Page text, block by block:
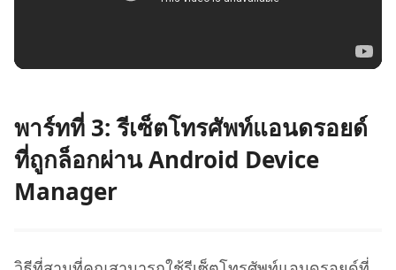
พาร์ทที่ 3: รีเซ็ตโทรศัพท์แอนดรอยด์
ที่ถูกล็อกผ่าน Android Device
Manager